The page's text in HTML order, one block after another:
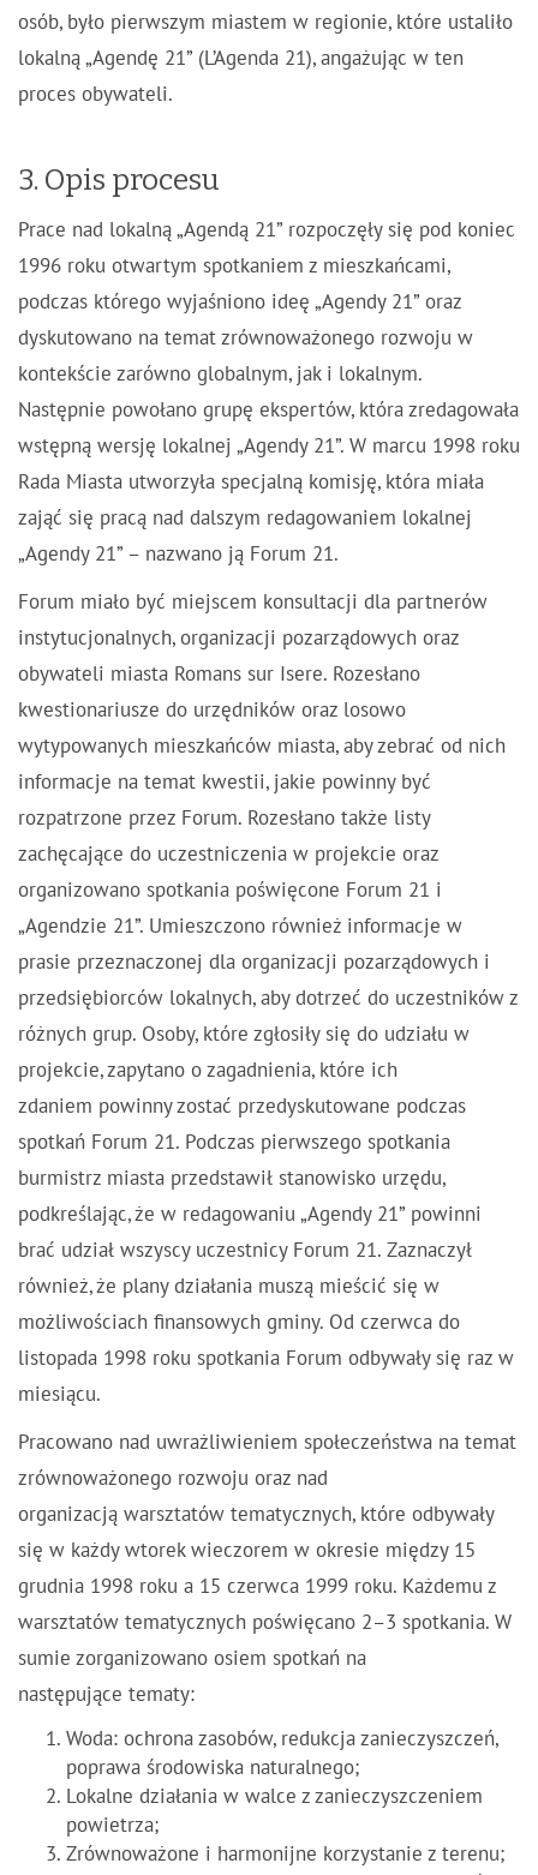
osób, było pierwszym miastem w regionie, które ustaliło
lokalną „Agendę 21” (L’Agenda 21), angażując w ten
proces obywateli.
3. Opis procesu
Prace nad lokalną „Agendą 21” rozpoczęły się pod koniec
1996 roku otwartym spotkaniem z mieszkańcami,
podczas którego wyjaśniono ideę „Agendy 21” oraz
dyskutowano na temat zrównoważonego rozwoju w
kontekście zarówno globalnym, jak i lokalnym.
Następnie powołano grupę ekspertów, która zredagowała
wstępną wersję lokalnej „Agendy 21”. W marcu 1998 roku
Rada Miasta utworzyła specjalną komisję, która miała
zająć się pracą nad dalszym redagowaniem lokalnej
„Agendy 21” – nazwano ją Forum 21.
Forum miało być miejscem konsultacji dla partnerów
instytucjonalnych, organizacji pozarządowych oraz
obywateli miasta Romans sur Isere. Rozesłano
kwestionariusze do urzędników oraz losowo
wytypowanych mieszkańców miasta, aby zebrać od nich
informacje na temat kwestii, jakie powinny być
rozpatrzone przez Forum. Rozesłano także listy
zachęcające do uczestniczenia w projekcie oraz
organizowano spotkania poświęcone Forum 21 i
„Agendzie 21”. Umieszczono również informacje w
prasie przeznaczonej dla organizacji pozarządowych i
przedsiębiorców lokalnych, aby dotrzeć do uczestników z
różnych grup. Osoby, które zgłosiły się do udziału w
projekcie, zapytano o zagadnienia, które ich
zdaniem powinny zostać przedyskutowane podczas
spotkań Forum 21. Podczas pierwszego spotkania
burmistrz miasta przedstawił stanowisko urzędu,
podkreślając, że w redagowaniu „Agendy 21” powinni
brać udział wszyscy uczestnicy Forum 21. Zaznaczył
również, że plany działania muszą mieścić się w
możliwościach finansowych gminy. Od czerwca do
listopada 1998 roku spotkania Forum odbywały się raz w
miesiącu.
Pracowano nad uwrażliwieniem społeczeństwa na temat
zrównoważonego rozwoju oraz nad
organizacją warsztatów tematycznych, które odbywały
się w każdy wtorek wieczorem w okresie między 15
grudnia 1998 roku a 15 czerwca 1999 roku. Każdemu z
warsztatów tematycznych poświęcano 2–3 spotkania. W
sumie zorganizowano osiem spotkań na
następujące tematy:
Woda: ochrona zasobów, redukcja zanieczyszczeń,
poprawa środowiska naturalnego;
Lokalne działania w walce z zanieczyszczeniem
powietrza;
Zrównoważone i harmonijne korzystanie z terenu;